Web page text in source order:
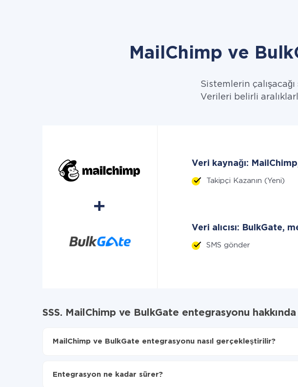
MailChimp ve
Sistemlerin
Verileri belirli
Veri kaynağı:
Takipçi Kazanın (Yeni)
Veri alıcısı: BulkGate,
SMS gönder
SSS. MailChimp ve BulkGate entegrasyonu hakkında
MailChimp ve BulkGate entegrasyonu nasıl gerçekleştirilir?
Otomatik güncellemeyi aç
Entegrasyon ne kadar sürer?